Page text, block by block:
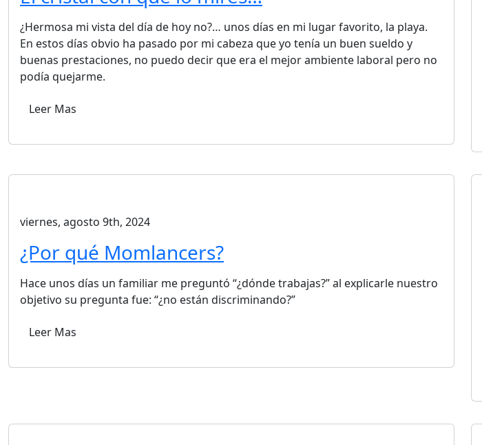
¿Hermosa mi vista del día de hoy no?… unos días en mi lugar favorito, la playa.
En estos días obvio ha pasado por mi cabeza que yo tenía un buen sueldo y
buenas prestaciones, no puedo decir que era el mejor ambiente laboral pero no
podía quejarme.
Leer Mas
viernes, agosto 9th, 2024
¿Por qué Momlancers?
Hace unos días un familiar me preguntó “¿dónde trabajas?” al explicarle nuestro
objetivo su pregunta fue: “¿no están discriminando?”
Leer Mas